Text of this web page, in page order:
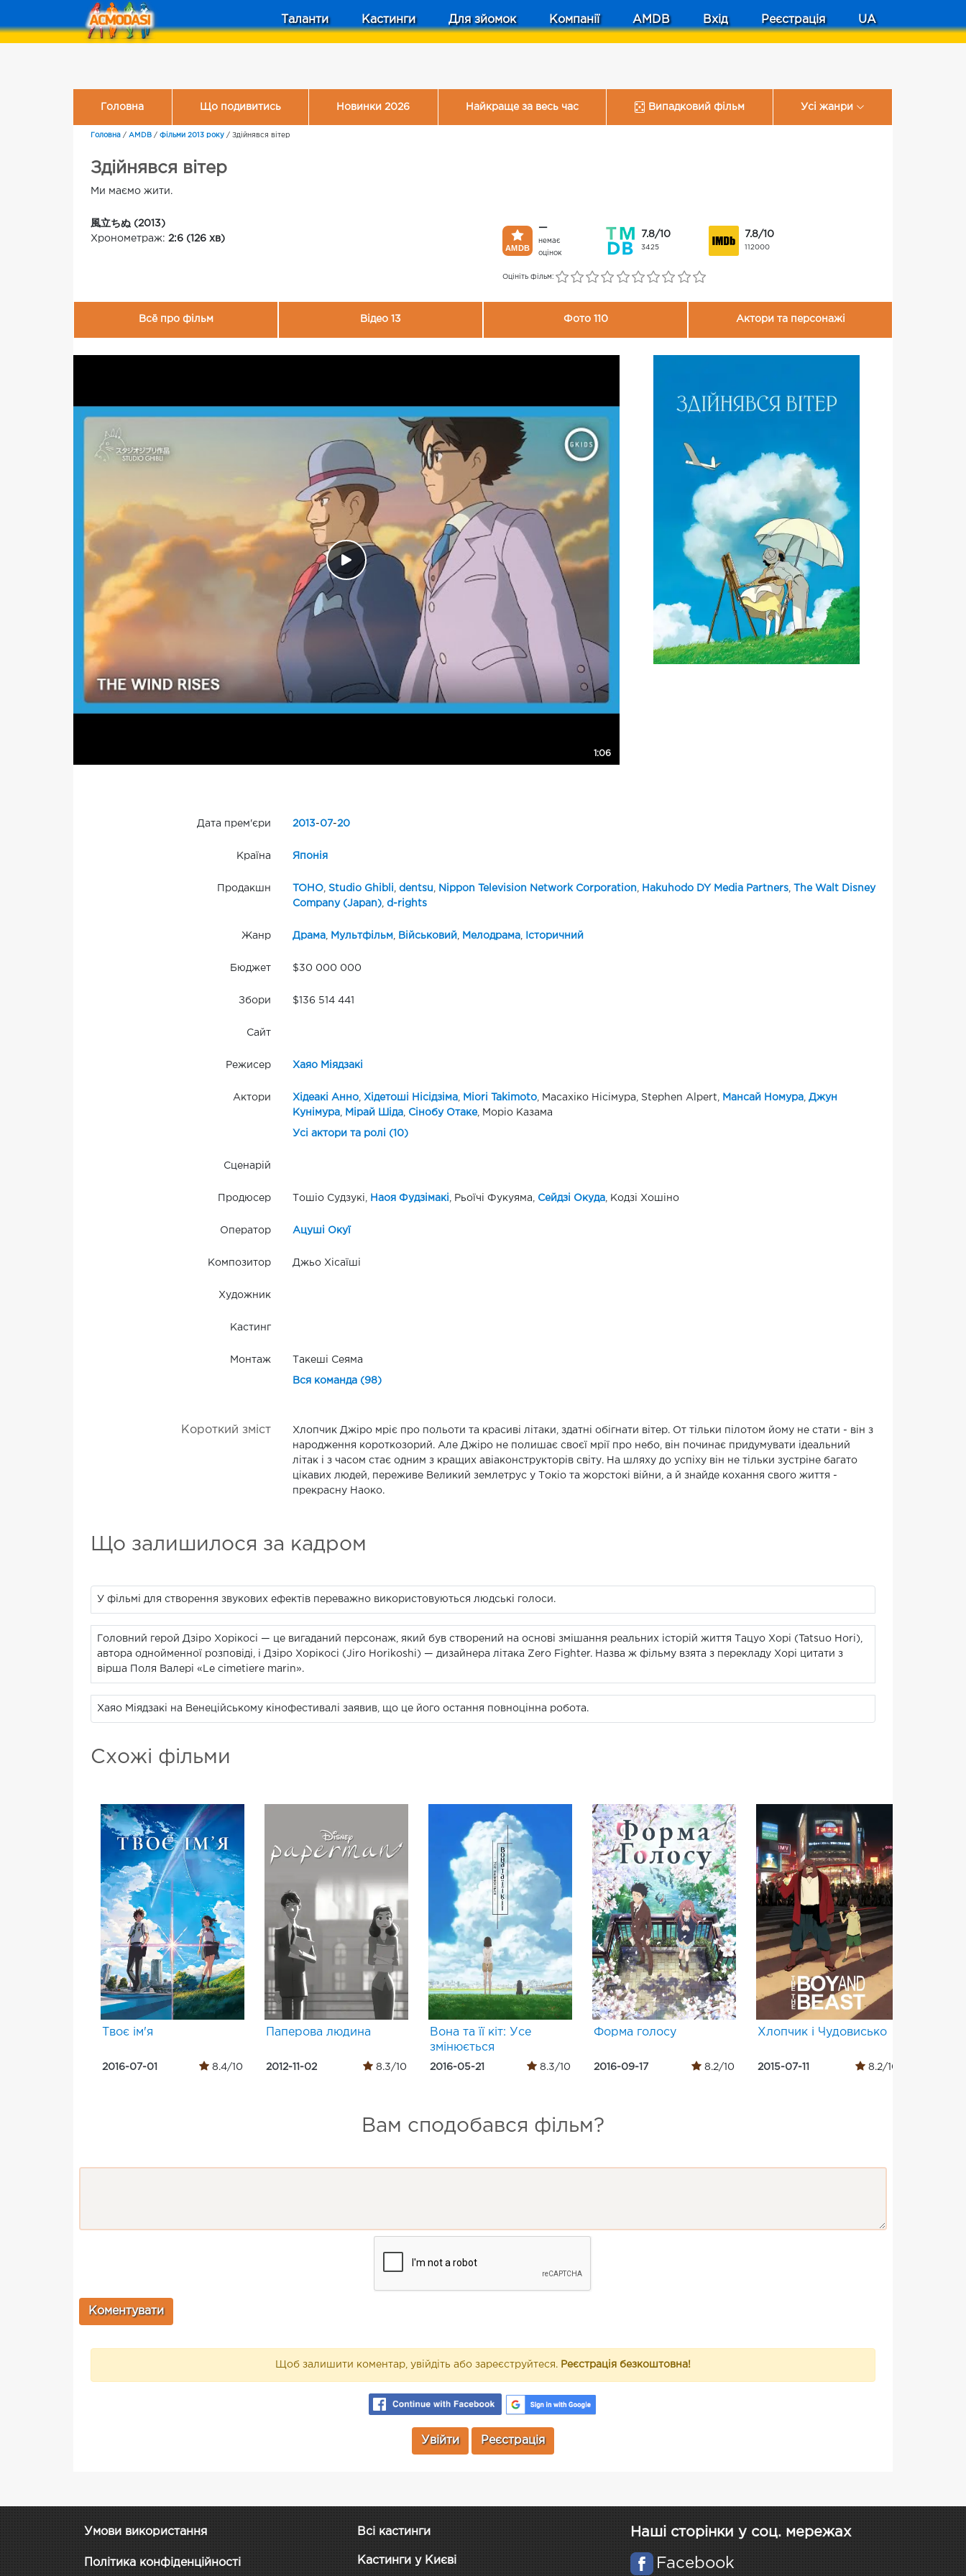
Таланти Кастинги Для зйомок Компанії AMDB Вхід Реєстрація UA
Головна Що подивитись Новинки 2026 Найкраще за весь час Випадковий фільм Усі жанри
Головна / AMDB / Фільми 2013 року / Здійнявся вітер
Здійнявся вітер
Ми маємо жити.
風立ちぬ (2013)
Хронометраж: 2:6 (126 хв)
—
немає
оцінок
7.8/10
3425
7.8/10
112000
Оцініть фільм:
Всё про фільм Відео 13 Фото 110 Актори та персонажі
1:06
Дата прем'єри 2013-07-20
Країна Японія
Продакшн TOHO, Studio Ghibli dentsu Nippon Television Network Corporation Hakuhodo DY Media Partners,
The Walt Disney
Company (Japan), d-rights
Жанр Драма, Мультфільм, Військовий Мелодрама, Історичний
Бюджет $30 000 000
Збори $136 514 441
Сайт
Режисер Хаяо Міядзакі
Актори Хідеакі Анно, Хідетоші Нісідзіма, Miori Takimoto, Масахіко Нісімура, Stephen Alpert, Мансай Номура, Джун
Кунімура, Мірай Шіда, Сінобу Отаке, Моріо Казама
Усі актори та ролі (10)
Сценарій
Продюсер Тошіо Судзукі, Наоя Фудзімакі , Рьоїчі Фукуяма, Сейдзі Окуда, Кодзі Хошіно
Оператор Ацуші Окуї
Композитор Джьо Хісаїші
Художник
Кастинг
Монтаж Такеші Сеяма
Вся команда (98)
Короткий зміст
Хлопчик Джіро мріє про польоти та красиві літаки, здатні обігнати вітер. От тільки пілотом йому не стати - він з
народження короткозорий. Але Джіро не полишає своєї мрії про небо, він починає придумувати ідеальний
літак і з часом стає одним з кращих авіаконструкторів світу. На шляху до успіху він не тільки зустріне багато
цікавих людей, переживе Великий землетрус у Токіо та жорстокі війни, а й знайде кохання свого життя -
прекрасну Наоко.
Що залишилося за кадром
У фільмі для створення звукових ефектів переважно використовуються людські голоси.
Головний герой Дзіро Хорікосі — це вигаданий персонаж, який був створений на основі змішання реальних історій життя Тацуо Хорі (Tatsuo Hori),
автора однойменної розповіді, і Дзіро Хорікосі (Jiro Horikoshi) — дизайнера літака Zero Fighter. Назва ж фільму взята з перекладу Хорі цитати з
вірша Поля Валері «Le cimetiere marin».
Хаяо Міядзакі на Венеційському кінофестивалі заявив, що це його остання повноцінна робота.
Схожі фільми
Твоє ім'я
2016-07-01 8.4/10
Паперова людина
2012-11-02 8.3/10
Вона та її кіт: Усе
змінюється
2016-05-21 8.3/10
Форма голосу
2016-09-17 8.2/10
Хлопчик і Чудовисько
2015-07-11 8.2/10
Вам сподобався фільм?
Щоб залишити коментар, увійдіть або зареєструйтеся. Реєстрація безкоштовна!
Увійти Реєстрація
Умови використання
Політика конфіденційності
Всі кастинги
Кастинги у Києві
Наші сторінки у соц. мережах
Facebook